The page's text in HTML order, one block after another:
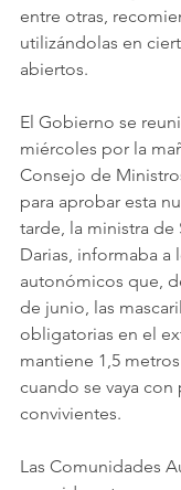
entre otras,
utilizándolas en
abiertos.
El Gobierno se
miércoles por la
Consejo de
para aprobar esta
tarde, la ministra de
Darias, informaba a
autonómicos que,
de junio, las
obligatorias en el
mantiene 1,5
cuando se vaya con
convivientes.
Las Comunidades